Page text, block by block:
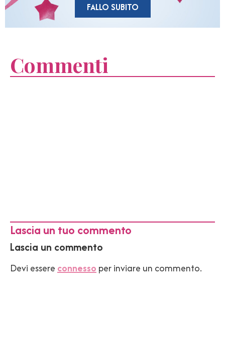
FALLO SUBITO
Commenti
Lascia un tuo commento
Lascia un commento
Devi essere connesso per inviare un commento.